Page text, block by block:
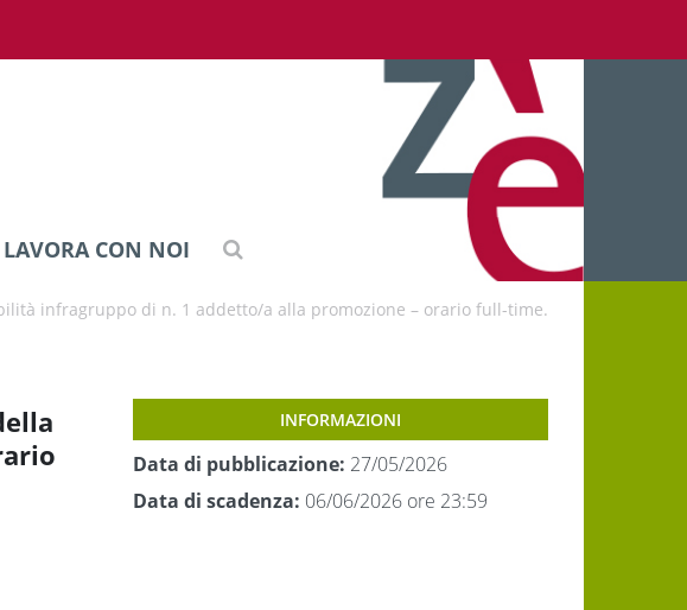
LAVORA CON NOI
infragruppo di n. 1 addetto/a alla promozione – orario full-time.
INFORMAZIONI
Data di pubblicazione: 27/05/2026
Data di scadenza: 06/06/2026 ore 23:59